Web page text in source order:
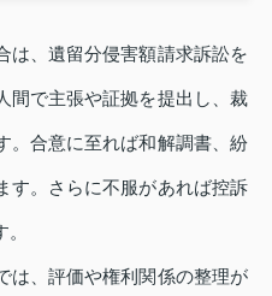
は、遺留分侵害額請求訴訟を
間で主張や証拠を提出し、裁
。合意に至れば和解調書、紛
す。さらに不服があれば控訴
は、評価や権利関係の整理が